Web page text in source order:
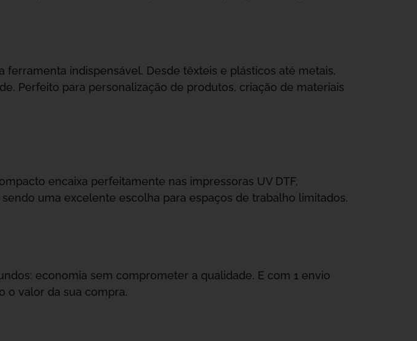
indispensável. Desde têxteis e plásticos até metais,
Perfeito para personalização de produtos, criação de materiais
encaixa perfeitamente nas impressoras UV DTF,
uma excelente escolha para espaços de trabalho limitados.
economia sem comprometer a qualidade. E com 1 envio
o valor da sua compra.